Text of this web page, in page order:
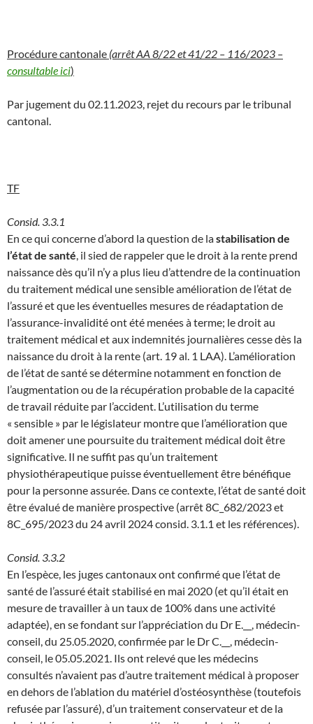
Procédure cantonale (arrêt AA 8/22 et 41/22 – 116/2023 –
consultable ici)
Par jugement du 02.11.2023, rejet du recours par le tribunal
cantonal.
TF
Consid. 3.3.1
En ce qui concerne d’abord la question de lastabilisation de
l’état de santé , il sied de rappeler que le droit à la rente prend
naissance dès qu’il n’y a plus lieu d’attendre de la continuation
du traitement médical une sensible amélioration de l’état de
l’assuré et que les éventuelles mesures de réadaptation de
l’assurance-invalidité ont été menées à terme; le droit au
traitement médical et aux indemnités journalières cesse dès la
naissance du droit à la rente (art. 19 al. 1 LAA). L’amélioration
de l’état de santé se détermine notamment en fonction de
l’augmentation ou de la récupération probable de la capacité
de travail réduite par l’accident. L’utilisation du terme
« sensible » par le législateur montre que l’amélioration que
doit amener une poursuite du traitement médical doit être
significative. Il ne suffit pas qu’un traitement
physiothérapeutique puisse éventuellement être bénéfique
pour la personne assurée. Dans ce contexte, l’état de santé doit
être évalué de manière prospective (arrêt 8C_682/2023 et
8C_695/2023 du 24 avril 2024 consid. 3.1.1 et les références).
Consid. 3.3.2
En l’espèce, les juges cantonaux ont confirmé que l’état de
santé de l’assuré était stabilisé en mai 2020 (et qu’il était en
mesure de travailler à un taux de 100% dans une activité
adaptée), en se fondant sur l’appréciation du Dr E.__, médecin-
conseil, du 25.05.2020, confirmée par le Dr C.__, médecin-
conseil, le 05.05.2021. Ils ont relevé que les médecins
consultés n’avaient pas d’autre traitement médical à proposer
en dehors de l’ablation du matériel d’ostéosynthèse (toutefois
refusée par l’assuré), d’un traitement conservateur et de la